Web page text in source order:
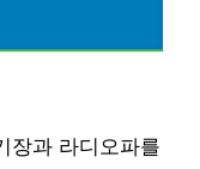
장과 라디오파를